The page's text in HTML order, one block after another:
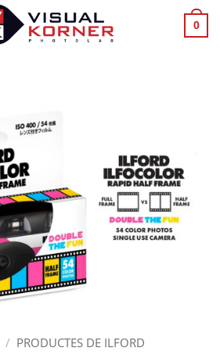
0
/ PRODUCTES DE ILFORD